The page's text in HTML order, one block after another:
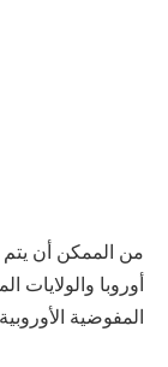
أوروبا والولايات
المفوضية